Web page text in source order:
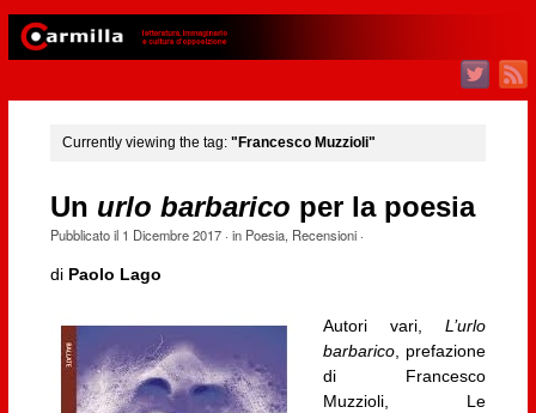
Currently viewing the tag: "Francesco Muzzioli"
Un urlo barbarico per la poesia
Pubblicato il 1 Dicembre 2017· in Poesia, Recensioni·
di Paolo Lago
Autori vari, L’urlo
barbarico, prefazione
di Francesco
Muzzioli, Le